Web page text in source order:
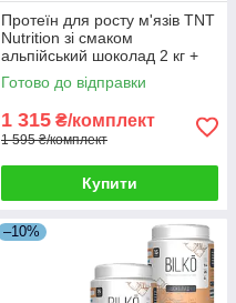
Протеїн для росту м'язів TNT
Nutrition зі смаком
альпійський шоколад 2 кг +
Омега 3
Готово до відправки
1 315 ₴/комплект
1 595 ₴/комплект
Купити
–10%